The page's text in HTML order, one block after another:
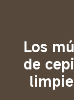
Los
de